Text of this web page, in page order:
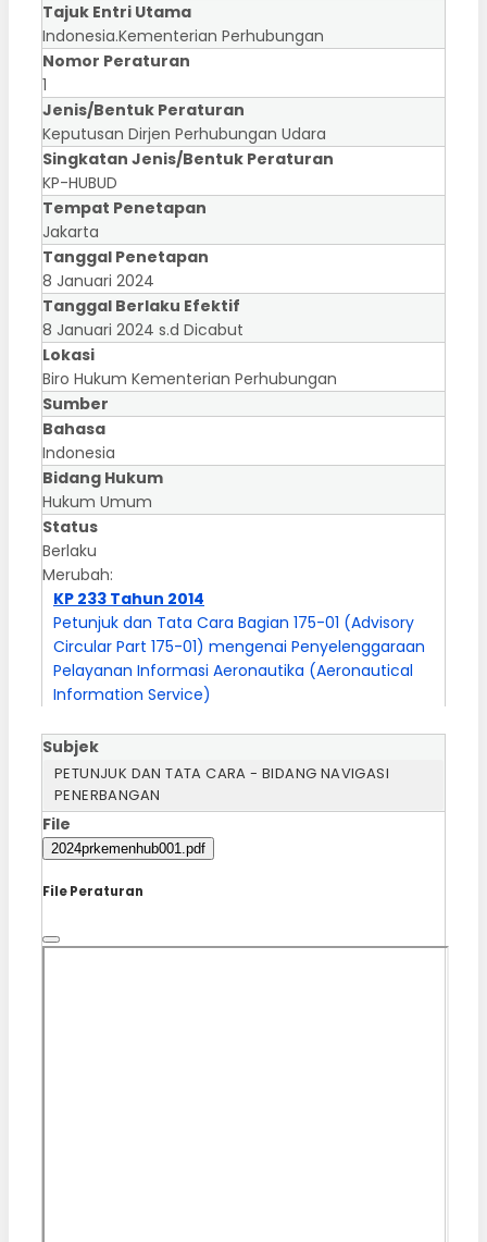
Tajuk Entri Utama
Indonesia.Kementerian Perhubungan
Nomor Peraturan
1
Jenis/Bentuk Peraturan
Keputusan Dirjen Perhubungan Udara
Singkatan Jenis/Bentuk Peraturan
KP-HUBUD
Tempat Penetapan
Jakarta
Tanggal Penetapan
8 Januari 2024
Tanggal Berlaku Efektif
8 Januari 2024 s.d Dicabut
Lokasi
Biro Hukum Kementerian Perhubungan
Sumber
Bahasa
Indonesia
Bidang Hukum
Hukum Umum
Status
Berlaku
Merubah:
KP 233 Tahun 2014
Petunjuk dan Tata Cara Bagian 175-01 (Advisory
Circular Part 175-01) mengenai Penyelenggaraan
Pelayanan Informasi Aeronautika (Aeronautical
Information Service)
Subjek
PETUNJUK DAN TATA CARA - BIDANG NAVIGASI
PENERBANGAN
File
2024prkemenhub001.pdf
File Peraturan